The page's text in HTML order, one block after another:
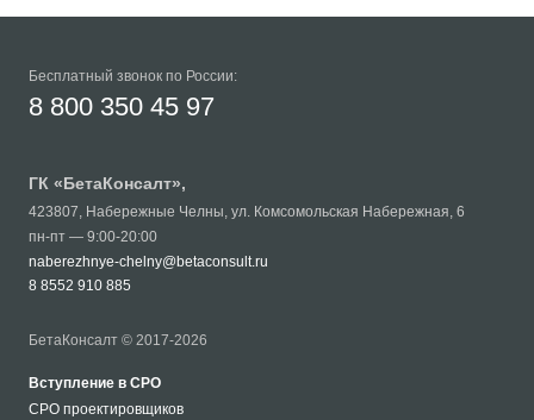
Бесплатный звонок по России:
8 800 350 45 97
ГК « БетаКонсалт»,
423807, Набережные Челны, ул. Комсомольская Набережная, 6
пн-пт — 9:00-20:00
naberezhnye-chelny@betaconsult.ru
8 8552 910 885
БетаКонсалт © 2017-2026
Вступление в СРО
СРО проектировщиков